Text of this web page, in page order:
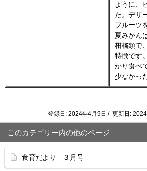
ように、
た。デザ
フルーツ
夏みかん
柑橘類で
特徴です
かり食べ
少なかっ
登録日: 2024年4月9日 / 更新日: 2024
このカテゴリー内の他のページ
食育だより ３月号